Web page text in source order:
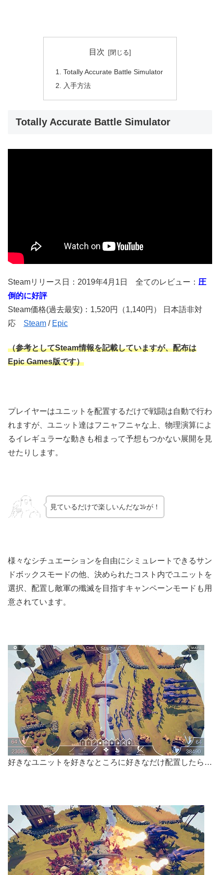
目次
Totally Accurate Battle Simulator
入手方法
Totally Accurate Battle Simulator
Steamリリース日：2019年4月1日 全てのレビュー： 圧
倒的に好評
Steam価格(過去最安)：1,520円（1,140円） 日本語非対
応 Steam / Epic
（参考としてSteam情報を記載していますが、配布は
Epic Games版です）
プレイヤーはユニットを配置するだけで戦闘は自動で行わ
れますが、ユニット達はフニャフニャな上、物理演算によ
るイレギュラーな動きも相まって予想もつかない展開を見
せたりします。
見ているだけで楽しいんだなｺﾚが！
様々なシチュエーションを自由にシミュレートできるサン
ドボックスモードの他、決められたコスト内でユニットを
選択、配置し敵軍の殲滅を目指すキャンペーンモードも用
意されています。
好きなユニットを好きなところに好きなだけ配置したら…